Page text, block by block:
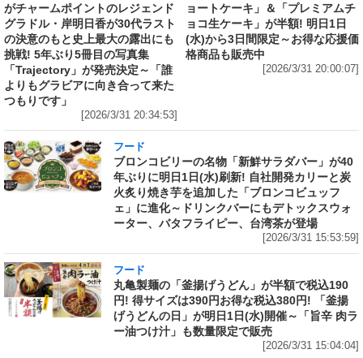
がチャームポイントのレジェンド
グラドル・岸明日香が30代ラスト
の決意のもと史上最大の露出にも
挑戦! 5年ぶり5冊目の写真集
「Trajectory」が発売決定～「誰
よりもグラビアに向き合って来た
つもりです」
[2026/3/31 20:34:53]
ョートケーキ」＆「プレミアムチ
ョコ生ケーキ」が半額! 明日1日
(水)から3日間限定～お得な応援価
格商品も販売中
[2026/3/31 20:00:07]
フード
ブロンコビリーの名物「新鮮サラダバー」が40
年ぶりに明日1日(水)刷新! 自社開発カリーと炭
火炙り焼き芋を追加した「ブロンコビュッフ
ェ」に進化～ドリンクバーにもデトックスウォ
ーター、バタフライピー、台湾茶が登場
[2026/3/31 15:53:59]
フード
丸亀製麺の「釜揚げうどん」が半額で税込190
円! 得サイズは390円お得な税込380円! 「釜揚
げうどんの日」が明日1日(水)開催～「旨辛 肉ラ
ー油つけ汁」も数量限定で販売
[2026/3/31 15:04:04]